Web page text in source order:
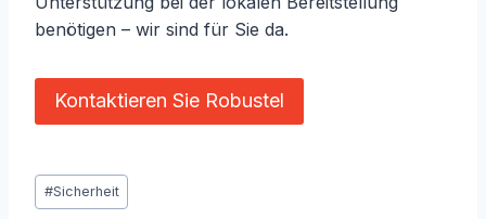
benötigen – wir sind für Sie da.
Kontaktieren Sie Robustel
Beitrags-
Tags:
#Sicherheit